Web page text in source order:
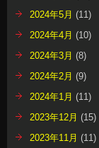
2024年5月 (11)
2024年4月 (10)
2024年3月 (8)
2024年2月 (9)
2024年1月 (11)
2023年12月 (15)
2023年11月 (11)